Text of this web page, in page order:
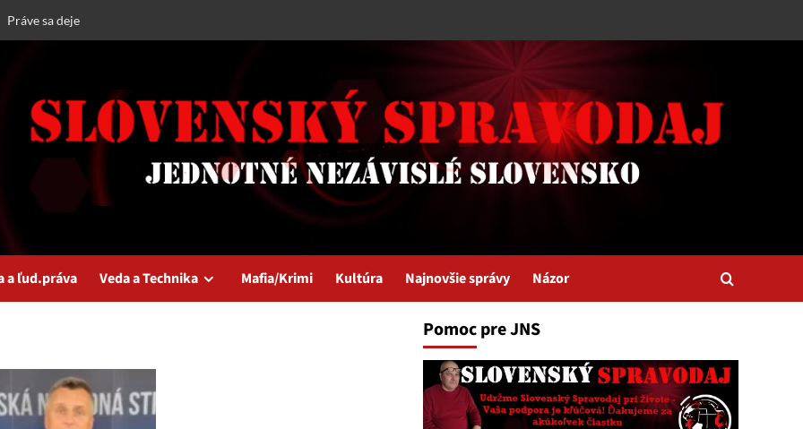
Práve sa deje
a ľud.práva Veda a Technika Mafia/Krimi Kultúra Najnovšie správy Názor
Pomoc pre JNS